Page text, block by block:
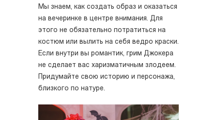
Мы знаем, как создать образ и оказаться
на вечеринке в центре внимания. Для
этого не обязательно потратиться на
костюм или вылить на себя ведро краски.
Если внутри вы романтик, грим Джокера
не сделает вас харизматичным злодеем.
Придумайте свою историю и персонажа,
близкого по натуре.